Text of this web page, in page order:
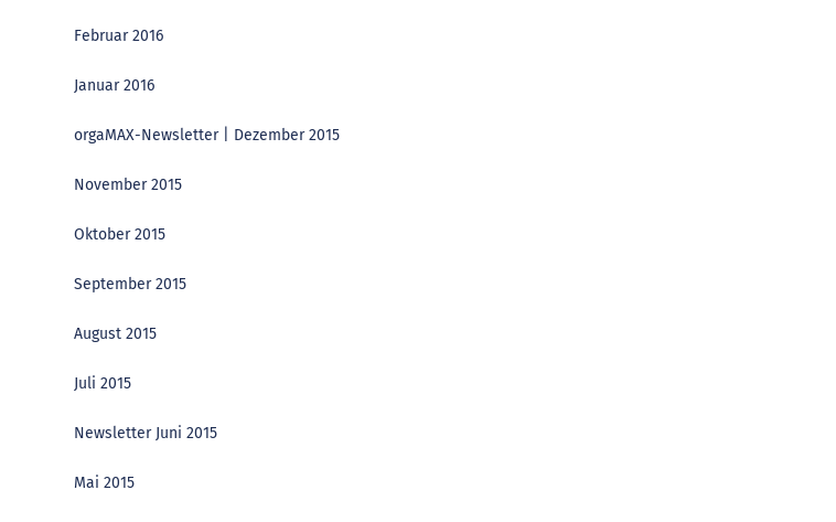
Februar 2016
Januar 2016
orgaMAX-Newsletter | Dezember 2015
November 2015
Oktober 2015
September 2015
August 2015
Juli 2015
Newsletter Juni 2015
Mai 2015